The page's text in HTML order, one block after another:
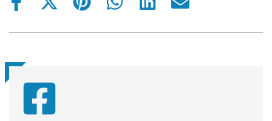
Share
Share
(Twitter)
Share
Share
Share
Share